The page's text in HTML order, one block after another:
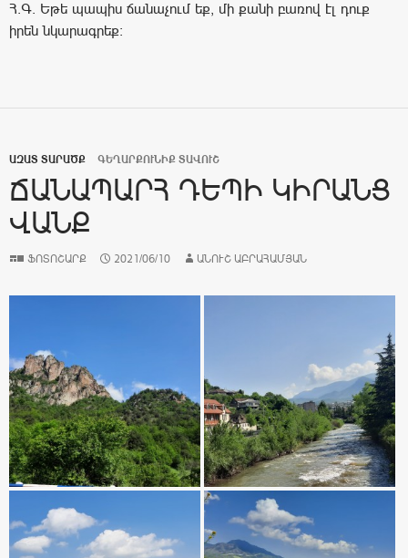
Հ.Գ. Եթե պապիս ճանաչում եք, մի քանի բառով էլ դուք
իրեն նկարագրեք:
ԱԶԱՏ ՏԱՐԱԾՔ ԳԵՂԱՐՔՈՒՆԻՔ ՏԱՎՈՒՇ
ՃԱՆԱՊԱՐՀ ԴԵՊԻ ԿԻՐԱՆՑ
ՎԱՆՔ
ՖՈՏՈՇԱՐՔ 2021/06/10 ԱՆՈՒՇ ԱԲՐԱՀԱՄՅԱՆ